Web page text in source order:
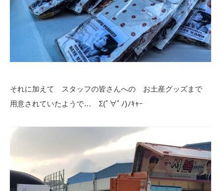
それに加えて スタッフの皆さんへの お土産グッズまで
用意されていたようで… Σ(ﾟ∀ﾟﾉ)ﾉｷｬｰ